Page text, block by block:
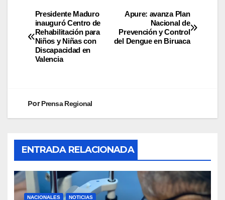
Apure: avanza Plan
Nacional de
Prevención y Control
del Dengue en Biruaca
Presidente Maduro
inauguró Centro de
Rehabilitación para
Niños y Niñas con
Discapacidad en
Valencia
PorPrensa Regional
ENTRADA RELACIONADA
NACIONALES NOTICIAS